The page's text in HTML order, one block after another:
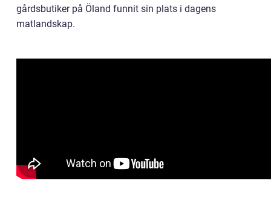
gårdsbutiker på Öland funnit sin plats i dagens
matlandskap.